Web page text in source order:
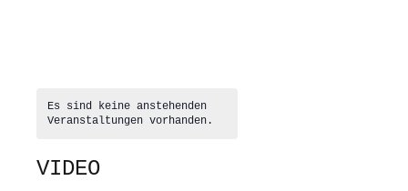
Es sind keine anstehenden
Veranstaltungen vorhanden.
VIDEO